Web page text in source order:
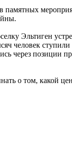
памятных
Эльтиген
человек
через
о том, какой